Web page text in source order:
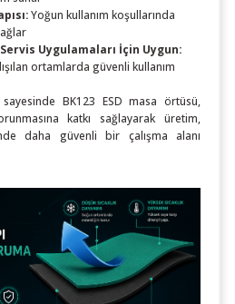
Yoğun kullanım koşullarında
Uygulamaları İçin Uygun:
ortamlarda güvenli kullanım
BK123 ESD masa örtüsü,
katkı sağlayarak üretim,
daha güvenli bir çalışma alanı